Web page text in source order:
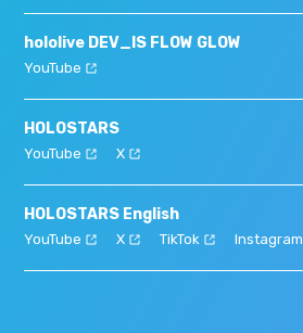
hololive DEV_IS FLOW GLOW
YouTube
HOLOSTARS
YouTube X
HOLOSTARS English
YouTube X TikTok Instagram